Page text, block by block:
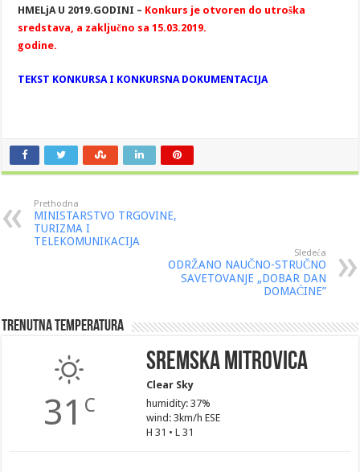
HMELjA U 2019.GODINI – Konkurs je otvoren do utroška
sredstava, a zaključno sa 15.03.2019.
godine.
TEKST KONKURSA I KONKURSNA DOKUMENTACIJA
Prethodna
MINISTARSTVO TRGOVINE,
TURIZMA I
TELEKOMUNIKACIJA
Sledeća
ODRŽANO NAUČNO-STRUČNO
SAVETOVANJE „DOBAR DAN
DOMAĆINE”
Trenutna Temperatura
31 C
Sremska Mitrovica
Clear Sky
humidity: 37%
wind: 3km/h ESE
H 31 • L 31